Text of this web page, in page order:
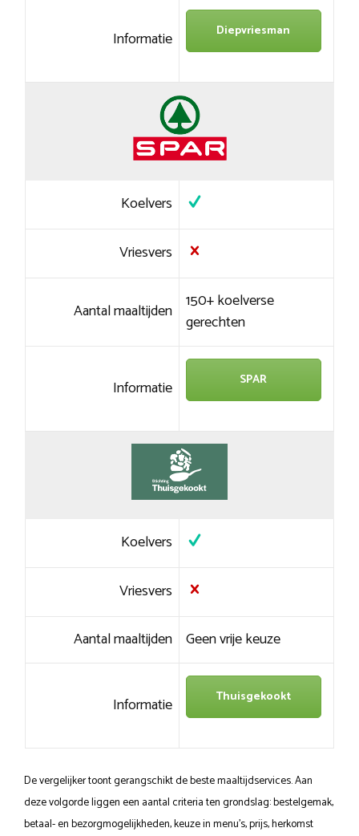
Informatie Diepvriesman
Koelvers
Vriesvers
Aantal maaltijden 150+ koelverse
gerechten
Informatie SPAR
Koelvers
Vriesvers
Aantal maaltijden Geen vrije keuze
Informatie Thuisgekookt
De vergelijker toont gerangschikt de beste maaltijdservices. Aan
deze volgorde liggen een aantal criteria ten grondslag: bestelgemak,
betaal- en bezorgmogelijkheden, keuze in menu’s, prijs, herkomst